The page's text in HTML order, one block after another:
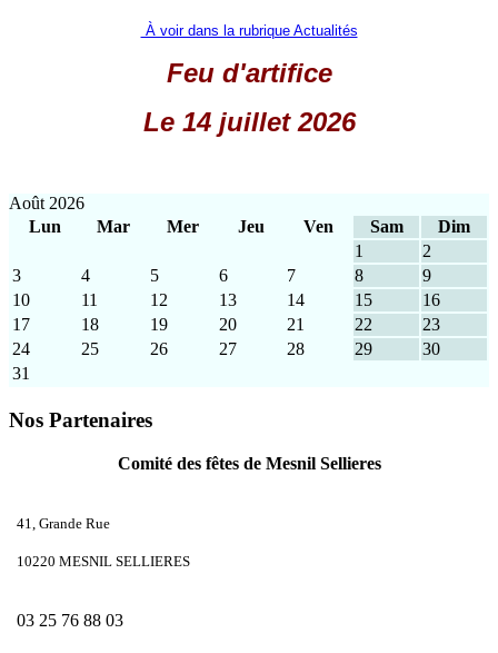
À voir dans la rubrique Actualités
Feu d'artifice
Le 14 juillet 2026
Août 2026
Lun
Mar Mer Jeu Ven Sam
Dim
1
2
3
4 5 6 7 8
9
10
11 12 13 14 15
16
17
18 19 20 21 22
23
24
25 26 27 28 29
30
31
Nos Partenaires
Comité des fêtes de Mesnil Sellieres
41, Grande Rue
10220 MESNIL SELLIERES
03 25 76 88 03